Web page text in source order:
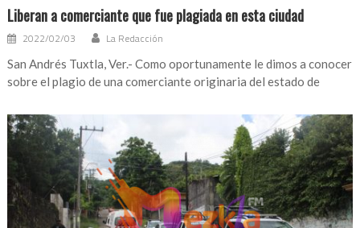
Liberan a comerciante que fue plagiada en esta ciudad
2022/02/03 La Redacción
San Andrés Tuxtla, Ver.- Como oportunamente le dimos a conocer
sobre el plagio de una comerciante originaria del estado de